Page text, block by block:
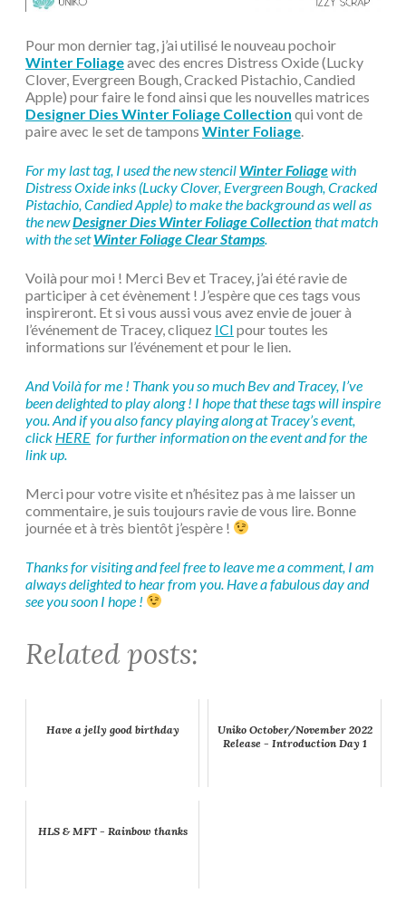
Pour mon dernier tag, j’ai utilisé le nouveau pochoir
Winter Foliageavec des encres Distress Oxide (Lucky
Clover, Evergreen Bough, Cracked Pistachio, Candied
Apple) pour faire le fond ainsi que les nouvelles matrices
Designer Dies Winter Foliage Collection qui vont de
paire avec le set de tampons Winter Foliage
For my last tag, I used the new stencil Winter Foliagewith
Distress Oxide inks (Lucky Clover, Evergreen Bough, Cracked
Pistachio, Candied Apple) to make the background as well as
the newDesigner Dies Winter Foliage Collection that match
with the setWinter Foliage Clear Stamps
Voilà pour moi ! Merci Bev et Tracey, j’ai été ravie de
participer à cet évènement ! J’espère que ces tags vous
inspireront. Et si vous aussi vous avez envie de jouer à
l’événement de Tracey, cliquez ICI pour toutes les
informations sur l’événement et pour le lien.
And Voilà for me ! Thank you so much Bev and Tracey, I’ve
been delighted to play along ! I hope that these tags will inspire
you. And if you also fancy playing along at Tracey’s event,
click HERE for further information on the event and for the
link up.
Merci pour votre visite et n’hésitez pas à me laisser un
commentaire, je suis toujours ravie de vous lire. Bonne
journée et à très bientôt j’espère !
Thanks for visiting and feel free to leave me a comment, I am
always delighted to hear from you. Have a fabulous day and
see you soon I hope !
Related posts:
Have a jelly good birthday
Uniko October/November 2022
Release - Introduction Day 1
HLS & MFT - Rainbow thanks